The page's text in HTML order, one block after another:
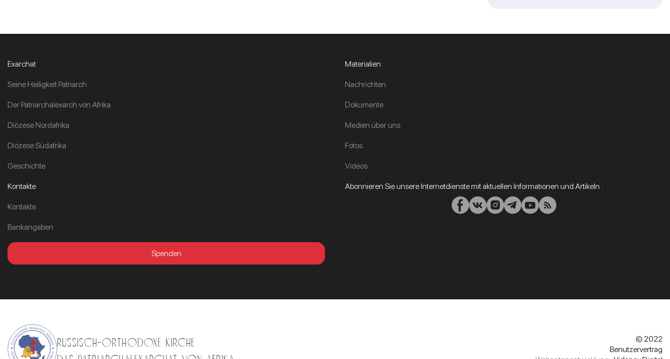
Exarchat
Seine Heiligkeit Patriarch
Der Patriarchalexarch von Afrika
Diözese Nordafrika
Diözese Südafrika
Geschichte
Materialien
Nachrichten
Dokumente
Medien über uns
Fotos
Videos
Kontakte
Kontakte
Bankangaben
Spenden
Abonnieren Sie unsere Internetdienste mit aktuellen Informationen und Artikeln :
RUSSISCH-ORTHODOXE KIRCHE
© 2022
Benutzervertrag